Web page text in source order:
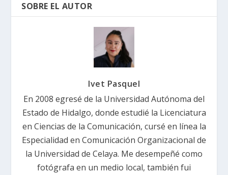
SOBRE EL AUTOR
Ivet Pasquel
En 2008 egresé de la Universidad Autónoma del
Estado de Hidalgo, donde estudié la Licenciatura
en Ciencias de la Comunicación, cursé en línea la
Especialidad en Comunicación Organizacional de
la Universidad de Celaya. Me desempeñé como
fotógrafa en un medio local, también fui